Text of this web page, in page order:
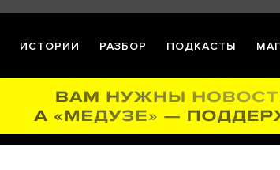
ИСТОРИИ РАЗБОР ПОДКАСТЫ